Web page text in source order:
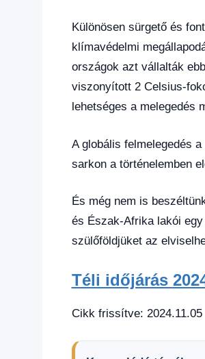
Különösen sürgető és
klímavédelmi
országok azt vállalták
viszonyított 2 Celsius-
lehetséges a melegedés
A globális felmelegedés
sarkon a történelemben
És még nem is
és Észak-Afrika lakói
szülőföldjüket az
Téli időjárás
Cikk frissítve: 2024.11.05